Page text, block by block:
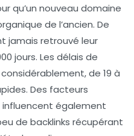
qu’un nouveau domaine
de l’ancien. De
jamais retrouvé leur
jours. Les délais de
de 19 à
Des facteurs
influencent également
de backlinks récupérant